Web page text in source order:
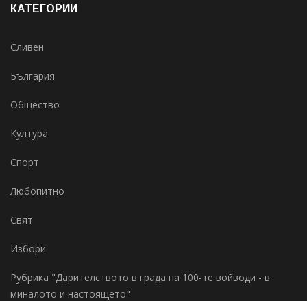
КАТЕГОРИИ
Сливен
България
Общество
Култура
Спорт
Любопитно
Свят
Избори
Рубрика "Дарителството в града на 100-те войводи - в
миналото и настоящето"